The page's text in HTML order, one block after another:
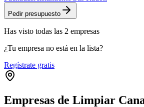
Pedir presupuesto
Has visto todas las 2 empresas
¿Tu empresa no está en la lista?
Regístrate gratis
Empresas de Limpiar